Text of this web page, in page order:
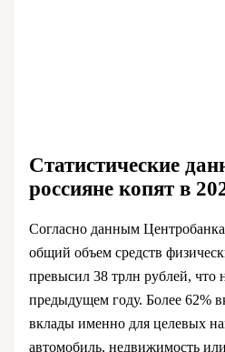
Статистические
россияне копят в
Согласно данным
общий объем средств
превысил 38 трлн рублей, что
предыдущем году. Более 62%
вклады именно для целевых
автомобиль, недвижимость